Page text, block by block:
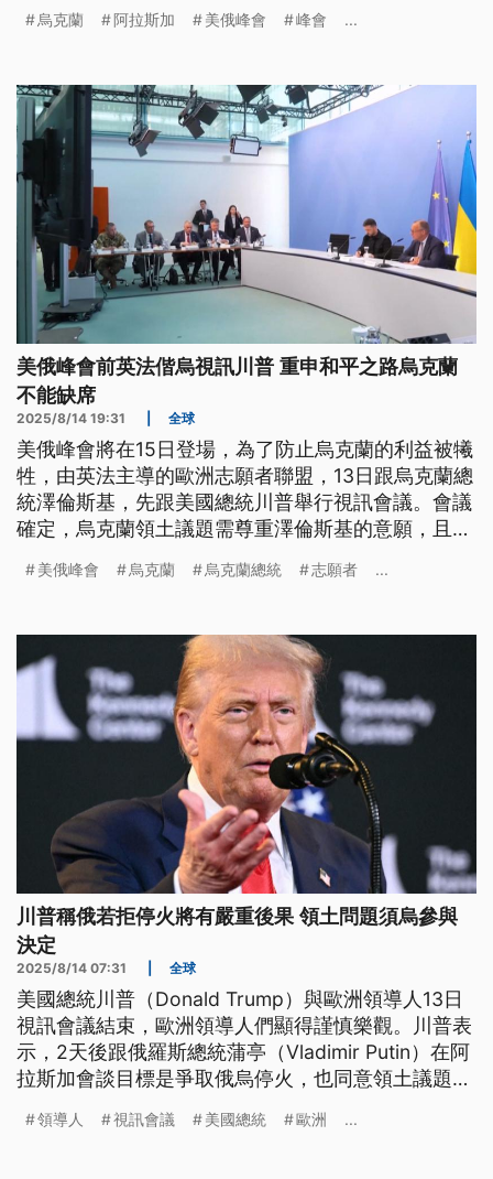
烏克蘭 阿拉斯加 美俄峰會 峰會 ...
美俄峰會前英法偕烏視訊川普 重申和平之路烏克蘭
不能缺席
2025/8/14 19:31 全球
美俄峰會將在15日登場，為了防止烏克蘭的利益被犧
牲，由英法主導的歐洲志願者聯盟，13日跟烏克蘭總
統澤倫斯基，先跟美國總統川普舉行視訊會議。會議
確定，烏克蘭領土議題需尊重澤倫斯基的意願，且烏
示，如果美俄峰會順利，他很快會安排美俄烏的3國
美俄峰會 烏克蘭 烏克蘭總統 志願者 ...
川普稱俄若拒停火將有嚴重後果 領土問題須烏參與
決定
2025/8/14 07:31 全球
美國總統川普（Donald Trump）與歐洲領導人13日
視訊會議結束，歐洲領導人們顯得謹慎樂觀。川普表
示，2天後跟俄羅斯總統蒲亭（Vladimir Putin）在阿
拉斯加會談目標是爭取俄烏停火，也同意領土議題必
重後果」。
領導人 視訊會議 美國總統 歐洲 ...